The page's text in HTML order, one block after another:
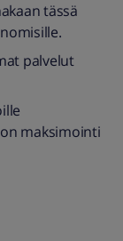
tässä
palvelut
maksimointi